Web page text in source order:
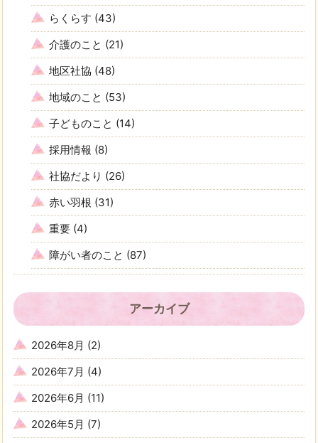
らくらす (43)
介護のこと (21)
地区社協 (48)
地域のこと (53)
子どものこと (14)
採用情報 (8)
社協だより (26)
赤い羽根 (31)
重要 (4)
障がい者のこと (87)
アーカイブ
2026年8月 (2)
2026年7月 (4)
2026年6月 (11)
2026年5月 (7)